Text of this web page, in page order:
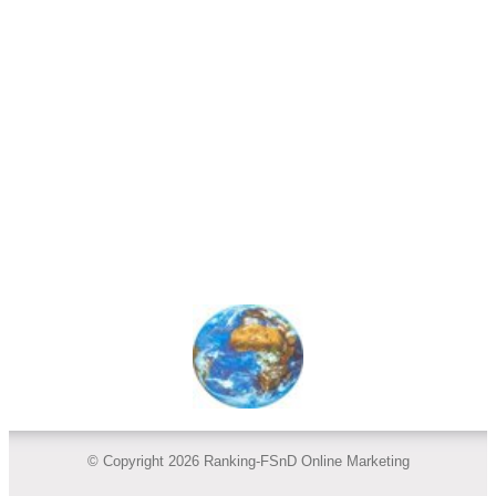
© Copyright 2026 Ranking-FSnD Online Marketing